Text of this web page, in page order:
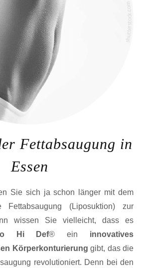
Fettabsaugung in
Essen
Sie sich ja schon länger mit dem
(Liposuktion) zur
wissen Sie vielleicht, dass es
Hi Def® ein innovatives
Körperkonturierung gibt, das die
revolutioniert. Denn bei den